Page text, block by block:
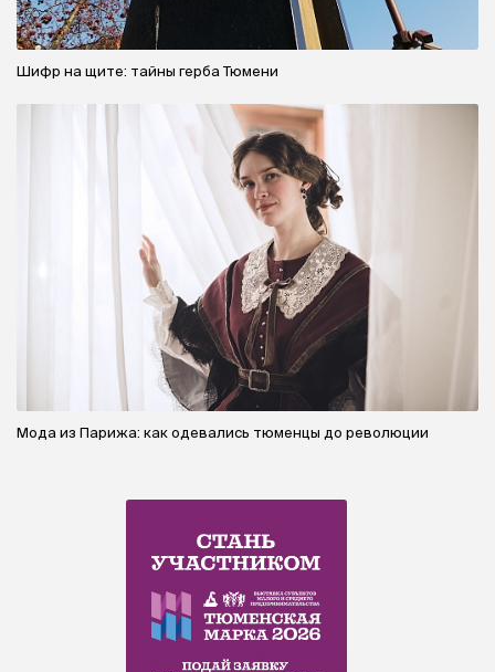
Шифр на щите: тайны герба Тюмени
Мода из Парижа: как одевались тюменцы до революции